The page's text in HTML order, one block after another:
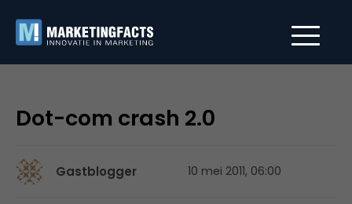
Dot-com crash 2.0
Gastblogger 10 mei 2011, 06:00